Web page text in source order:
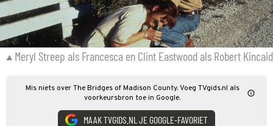
Meryl Streep als Francesca en Clint Eastwood als Robert Kincaid
Mis niets over The Bridges of Madison County. Voeg TVgids.nl als
voorkeursbron toe in Google.
MAAK TVGIDS.NL JE GOOGLE-FAVORIET